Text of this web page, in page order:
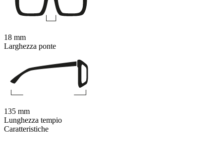
Caratteristiche
18 mm
Larghezza ponte
135 mm
Lunghezza tempio